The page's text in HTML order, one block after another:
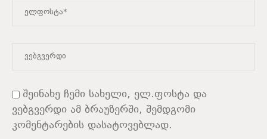
შეინახე ჩემი სახელი, ელ.ფოსტა და
ვებგვერდი ამ ბრაუზერში, შემდგომი
კომენტარების დასატოვებლად.